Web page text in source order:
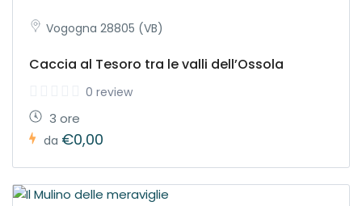
Vogogna 28805 (VB)
Caccia al Tesoro tra le valli dell’Ossola
0 review
3 ore
da €0,00